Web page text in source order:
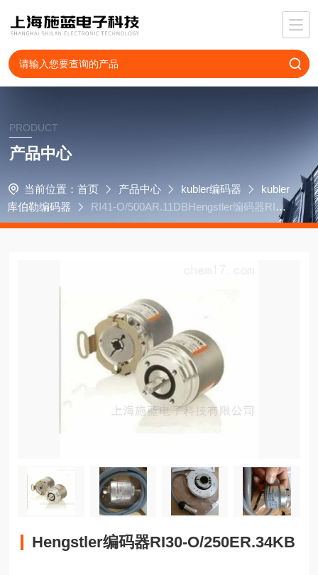
PRODUCT
产品中心
当前位置： 首页 产品中心 kubler编码器
kubler
库伯勒编码器
RI41-O/500AR.11DBHengstler编码器RI30
-O/250ER.34KB
Hengstler编码器RI30-O/250ER.34KB